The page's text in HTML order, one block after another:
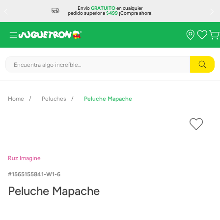
EnvíoGRATUITOen cualquier
pedido superior a$499¡Compra ahora!
Encuentra algo increíble...
Peluches Peluche Mapache
Ruz Imagine
1565155841-W1-6
Peluche Mapache